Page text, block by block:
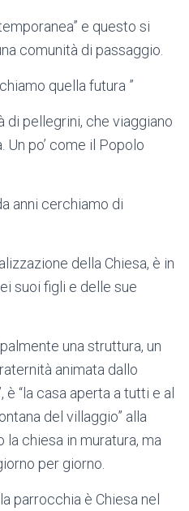
e questo si
comunità di passaggio.
quella futura ”
di pellegrini, che viaggiano
Un po’ come il Popolo
anni cerchiamo di
della Chiesa, è in
suoi figli e delle sue
una struttura, un
animata dallo
“la casa aperta a tutti e al
del villaggio” alla
chiesa in muratura, ma
per giorno.
parrocchia è Chiesa nel